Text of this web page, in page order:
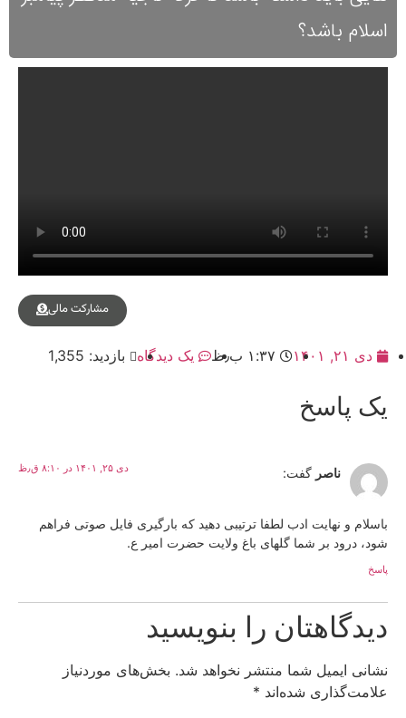
اسلام باشد؟
مشارکت مالی
دی ۲۱, ۱۴۰۱ ۱:۳۷ ب٫ظ یک دیدگاه بازدید: 1,355
یک پاسخ
ناصر گفت: دی ۲۵, ۱۴۰۱ در ۸:۱۰ ق٫ظ
باسلام و نهایت ادب لطفا ترتیبی دهید که بارگیری فایل صوتی فراهم
شود، درود بر شما گلهای باغ ولایت حضرت امیر ع.
پاسخ
دیدگاهتان را بنویسید
نشانی ایمیل شما منتشر نخواهد شد. بخش‌های موردنیاز
علامت‌گذاری شده‌اند *